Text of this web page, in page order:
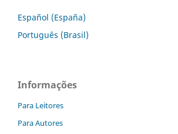
Español (España)
Português (Brasil)
Informações
Para Leitores
Para Autores